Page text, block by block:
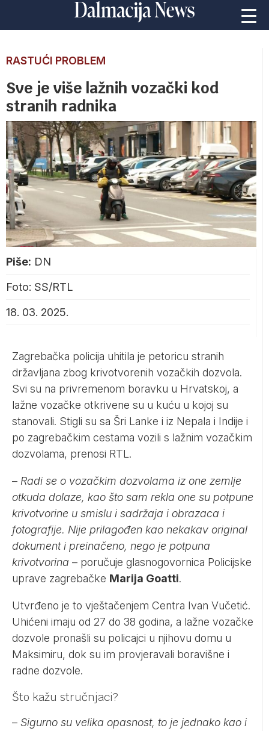
RASTUĆI PROBLEM
Sve je više lažnih vozački kod
stranih radnika
Piše: DN
Foto: SS/RTL
18. 03. 2025.
Zagrebačka policija uhitila je petoricu stranih
državljana zbog krivotvorenih vozačkih dozvola.
Svi su na privremenom boravku u Hrvatskoj, a
lažne vozačke otkrivene su u kuću u kojoj su
stanovali. Stigli su sa Šri Lanke i iz Nepala i Indije i
po zagrebačkim cestama vozili s lažnim vozačkim
dozvolama, prenosi RTL .
– Radi se o vozačkim dozvolama iz one zemlje
otkuda dolaze, kao što sam rekla one su potpune
krivotvorine u smislu i sadržaja i obrazaca i
fotografije. Nije prilagođen kao nekakav original
dokument i preinačeno, nego je potpuna
krivotvorina – poručuje glasnogovornica Policijske
uprave zagrebačke Marija Goatti.
Utvrđeno je to vještačenjem Centra Ivan Vučetić.
Uhićeni imaju od 27 do 38 godina, a lažne vozačke
dozvole pronašli su policajci u njihovu domu u
Maksimiru, dok su im provjeravali boravišne i
radne dozvole.
Što kažu stručnjaci?
– Sigurno su velika opasnost, to je jednako kao i